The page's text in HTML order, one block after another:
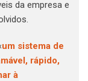
da empresa e
um sistema de
rápido,
à